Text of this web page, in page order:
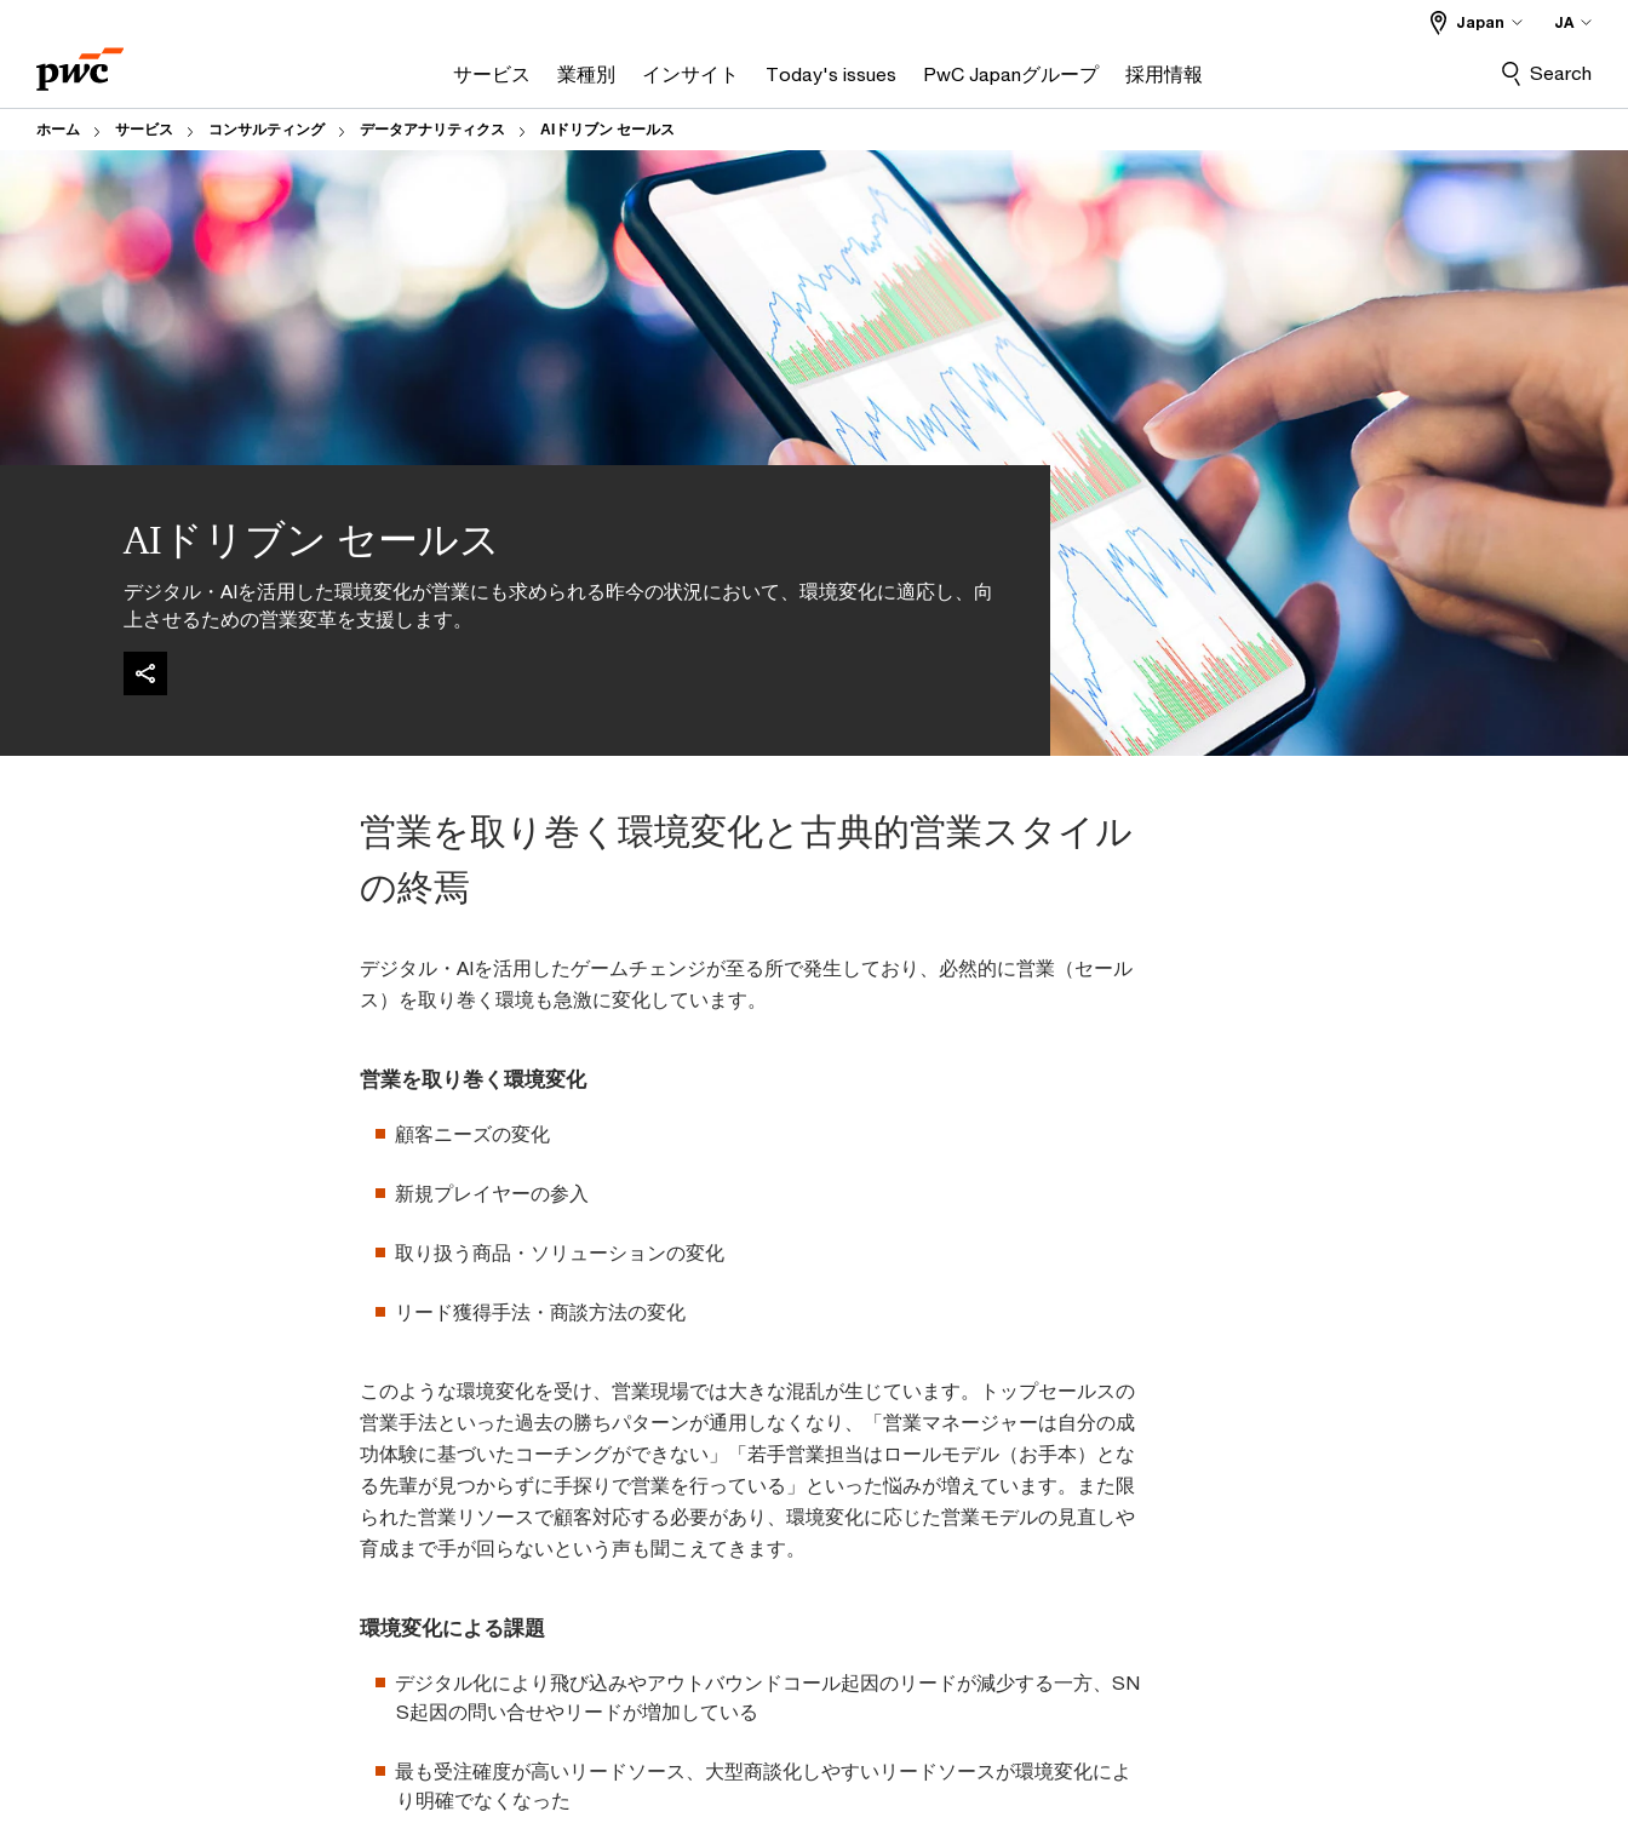
content
footer
サービス 業種別 インサイト Today's issues PwC Japanグループ 採用情報
Japan JA
Search
ホーム サービス コンサルティング データアナリティクス AIドリブン セールス
AIドリブン セールス
デジタル・AIを活用した環境変化が営業にも求められる昨今の状況において、環境変化に適応し、向
上させるための営業変革を支援します。
営業を取り巻く環境変化と古典的営業スタイル
の終焉
デジタル・AIを活用したゲームチェンジが至る所で発生しており、必然的に営業（セール
ス）を取り巻く環境も急激に変化しています。
営業を取り巻く環境変化
顧客ニーズの変化
新規プレイヤーの参入
取り扱う商品・ソリューションの変化
リード獲得手法・商談方法の変化
このような環境変化を受け、営業現場では大きな混乱が生じています。トップセールスの
営業手法といった過去の勝ちパターンが通用しなくなり、「営業マネージャーは自分の成
功体験に基づいたコーチングができない」「若手営業担当はロールモデル（お手本）とな
る先輩が見つからずに手探りで営業を行っている」といった悩みが増えています。また限
られた営業リソースで顧客対応する必要があり、環境変化に応じた営業モデルの見直しや
育成まで手が回らないという声も聞こえてきます。
環境変化による課題
デジタル化により飛び込みやアウトバウンドコール起因のリードが減少する一方、SN
S起因の問い合せやリードが増加している
最も受注確度が高いリードソース、大型商談化しやすいリードソースが環境変化によ
り明確でなくなった